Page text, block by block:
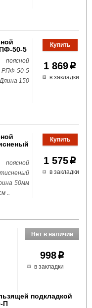
1 869 p
в закладки
50-5
50-5
150
1 575 p
в закладки
50мм
..
998 p
в закладки
подкладкой
П